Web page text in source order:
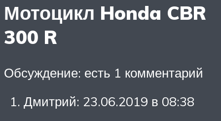
Мотоцикл Honda CBR
300 R
Обсуждение: есть 1 комментарий
Дмитрий: 23.06.2019 в 08:38